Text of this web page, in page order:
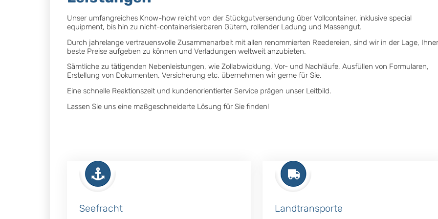
Unser umfangreiches Know-how reicht von der Stückgutversendung über Vollcontainer, inklusive special
equipment, bis hin zu nicht-containerisierbaren Gütern, rollender Ladung und Massengut.
Durch jahrelange vertrauensvolle Zusammenarbeit mit allen renommierten Reedereien, sind wir in der Lage,
beste Preise aufgeben zu können und Verladungen weltweit anzubieten.
Sämtliche zu tätigenden Nebenleistungen, wie Zollabwicklung, Vor- und Nachläufe, Ausfüllen von Formularen,
Erstellung von Dokumenten, Versicherung etc. übernehmen wir gerne für Sie.
Eine schnelle Reaktionszeit und kundenorientierter Service prägen unser Leitbild.
Lassen Sie uns eine maßgeschneiderte Lösung für Sie finden!
Seefracht Landtransporte